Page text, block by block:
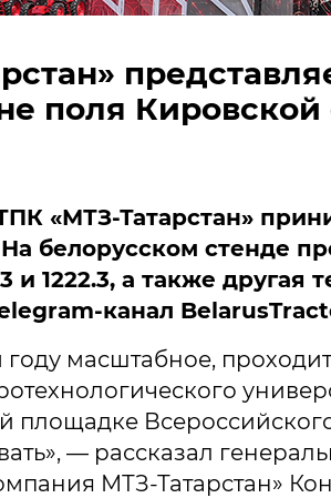
поля Кировской
«МТЗ-Татарстан»
белорусском стенде
и 1222.3, а также другая
канал
масштабное,
площадке
— рассказал
МТЗ-Татарстан»